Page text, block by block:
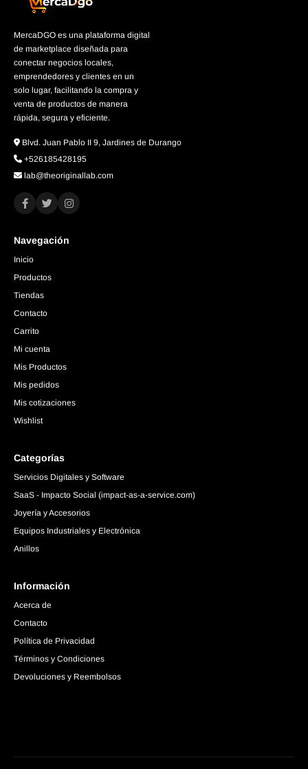
MercaDGO es una plataforma digital
de marketplace diseñada para
conectar negocios locales,
emprendedores y clientes en un
solo lugar, facilitando la compra y
venta de productos de manera
rápida, segura y eficiente.
Blvd. Juan Pablo II 9, Jardines de Durango
+526185428195
lab@theoriginallab.com
Navegación
Inicio
Productos
Tiendas
Contacto
Carrito
Mi cuenta
Mis Productos
Mis pedidos
Mis cotizaciones
Wishlist
Categorías
Servicios Digitales y Software
SaaS - Impacto Social (impact-as-a-service.com)
Joyería y Accesorios
Equipos Industriales y Electrónica
Anillos
Información
Acerca de
Contacto
Política de Privacidad
Términos y Condiciones
Devoluciones y Reembolsos